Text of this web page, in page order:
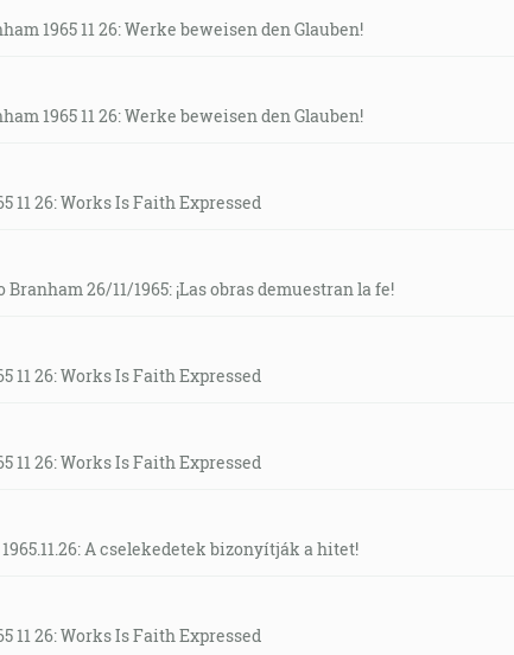
1965 11 26: Werke beweisen den Glauben!
1965 11 26: Werke beweisen den Glauben!
11 26: Works Is Faith Expressed
26/11/1965: ¡Las obras demuestran la fe!
11 26: Works Is Faith Expressed
11 26: Works Is Faith Expressed
A cselekedetek bizonyítják a hitet!
11 26: Works Is Faith Expressed